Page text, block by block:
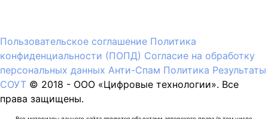
Пользовательское соглашение Политика
конфиденциальности (ПОПД) Согласие на обработку
персональных данных Анти-Спам Политика Результаты
СОУТ © 2018 - OOO «Цифровые технологии». Все
права защищены.